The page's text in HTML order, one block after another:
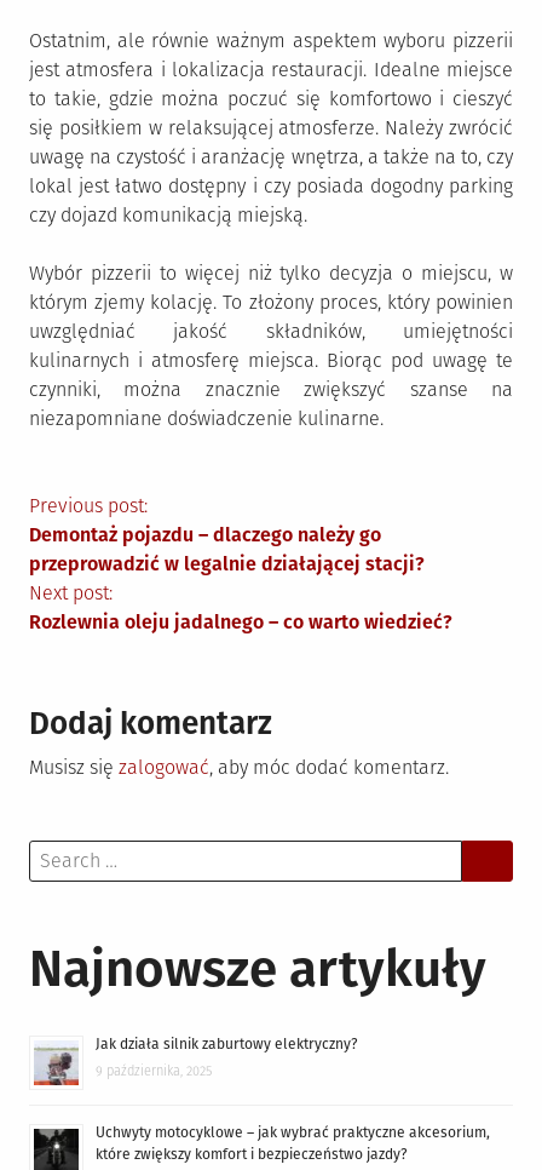
Ostatnim, ale równie ważnym aspektem wyboru pizzerii
jest atmosfera i lokalizacja restauracji. Idealne miejsce
to takie, gdzie można poczuć się komfortowo i cieszyć
się posiłkiem w relaksującej atmosferze. Należy zwrócić
uwagę na czystość i aranżację wnętrza, a także na to, czy
lokal jest łatwo dostępny i czy posiada dogodny parking
czy dojazd komunikacją miejską.
Wybór pizzerii to więcej niż tylko decyzja o miejscu, w
którym zjemy kolację. To złożony proces, który powinien
uwzględniać jakość składników, umiejętności
kulinarnych i atmosferę miejsca. Biorąc pod uwagę te
czynniki, można znacznie zwiększyć szanse na
niezapomniane doświadczenie kulinarne.
Nawigacja
wpisu
Previous post:
Demontaż pojazdu – dlaczego należy go
przeprowadzić w legalnie działającej stacji?
Next post:
Rozlewnia oleju jadalnego – co warto wiedzieć?
Dodaj komentarz
Musisz się zalogować, aby móc dodać komentarz.
Search
for:
Najnowsze artykuły
Jak działa silnik zaburtowy elektryczny?
9 października, 2025
Uchwyty motocyklowe – jak wybrać praktyczne akcesorium,
które zwiększy komfort i bezpieczeństwo jazdy?